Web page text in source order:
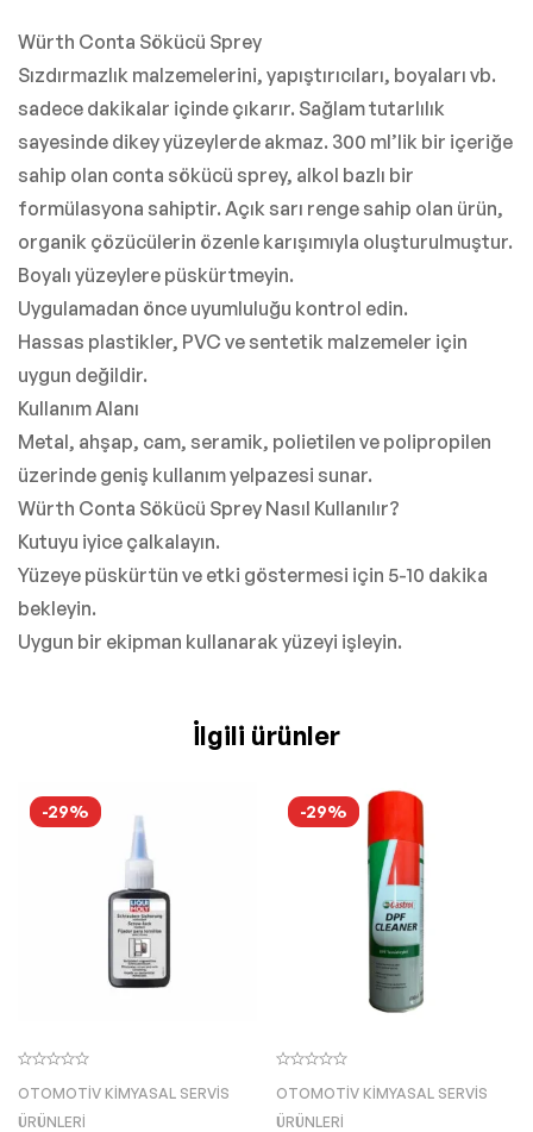
Würth Conta Sökücü Sprey
Sızdırmazlık malzemelerini, yapıştırıcıları, boyaları vb.
sadece dakikalar içinde çıkarır. Sağlam tutarlılık
sayesinde dikey yüzeylerde akmaz. 300 ml’lik bir içeriğe
sahip olan conta sökücü sprey, alkol bazlı bir
formülasyona sahiptir. Açık sarı renge sahip olan ürün,
organik çözücülerin özenle karışımıyla oluşturulmuştur.
Boyalı yüzeylere püskürtmeyin.
Uygulamadan önce uyumluluğu kontrol edin.
Hassas plastikler, PVC ve sentetik malzemeler için
uygun değildir.
Kullanım Alanı
Metal, ahşap, cam, seramik, polietilen ve polipropilen
üzerinde geniş kullanım yelpazesi sunar.
Würth Conta Sökücü Sprey Nasıl Kullanılır?
Kutuyu iyice çalkalayın.
Yüzeye püskürtün ve etki göstermesi için 5-10 dakika
bekleyin.
Uygun bir ekipman kullanarak yüzeyi işleyin.
İlgili ürünler
-29%
OTOMOTIV KIMYASAL SERVIS
ÜRÜNLERI
-29%
OTOMOTIV KIMYASAL SERVIS
ÜRÜNLERI